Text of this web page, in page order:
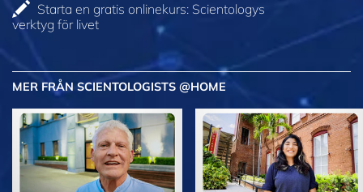
Starta en gratis onlinekurs: Scientologys
verktyg för livet
MER FRÅN SCIENTOLOGISTS @HOME